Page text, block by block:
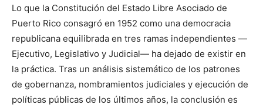
Lo que la Constitución del Estado Libre Asociado de
Puerto Rico consagró en 1952 como una democracia
republicana equilibrada en tres ramas independientes —
Ejecutivo, Legislativo y Judicial— ha dejado de existir en
la práctica. Tras un análisis sistemático de los patrones
de gobernanza, nombramientos judiciales y ejecución de
políticas públicas de los últimos años, la conclusión es